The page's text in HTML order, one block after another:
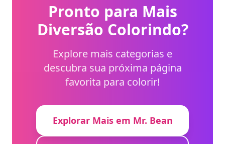
Pronto para Mais
Diversão Colorindo?
Explore mais categorias e
descubra sua próxima página
favorita para colorir!
Explorar Mais em Mr. Bean